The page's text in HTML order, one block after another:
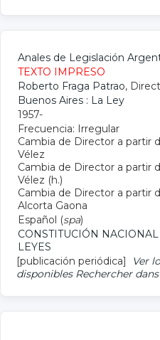
Anales de Legislación
TEXTO IMPRESO
Roberto Fraga Patrao,
Buenos Aires : La Ley
1957-
Frecuencia: Irregular
Cambia de Director a partir
Vélez
Cambia de Director a partir
Vélez (h.)
Cambia de Director a partir
Alcorta Gaona
Español (spa)
CONSTITUCIÓN NACIONAL
LEYES
[publicación periódica]
Ver
disponibles Rechercher